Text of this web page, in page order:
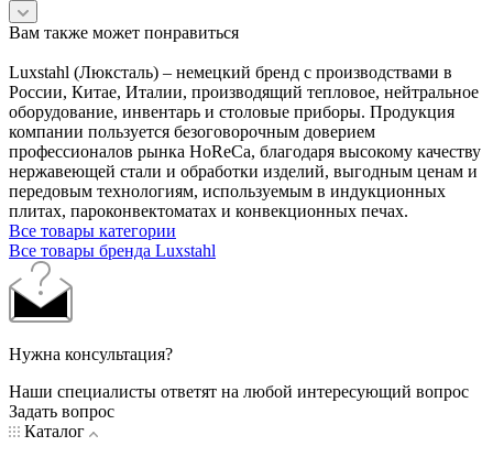
Вам также может понравиться
Luxstahl (Люксталь) – немецкий бренд с производствами в
России, Китае, Италии, производящий тепловое, нейтральное
оборудование, инвентарь и столовые приборы. Продукция
компании пользуется безоговорочным доверием
профессионалов рынка HoReCa, благодаря высокому качеству
нержавеющей стали и обработки изделий, выгодным ценам и
передовым технологиям, используемым в индукционных
плитах, пароконвектоматах и конвекционных печах.
Все товары категории
Все товары бренда Luxstahl
Нужна консультация?
Наши специалисты ответят на любой интересующий вопрос
Задать вопрос
Каталог